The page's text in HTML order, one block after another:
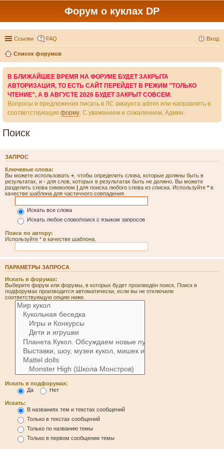
Форум о куклах DP
Ссылки FAQ Вход
Список форумов
В БЛИЖАЙШЕЕ ВРЕМЯ НА ФОРУМЕ БУДЕТ ЗАКРЫТА
АВТОРИЗАЦИЯ, ТО ЕСТЬ САЙТ ПЕРЕЙДЕТ В РЕЖИМ "ТОЛЬКО
ЧТЕНИЕ", А В АВГУСТЕ 2026 БУДЕТ ЗАКРЫТ СОВСЕМ.
Вопросы и предложения писать в ЛС аккаунта admin или направлять в
соответствующую форму. С уважением и сожалением, Админ.
Поиск
ЗАПРОС
Ключевые слова:
Вы можете использовать + , чтобы определить слова, которые должны быть в
результатах, и - для слов, которых в результатах быть не должно. Вы можете
разделить слова символом | для поиска любого слова из списка. Используйте *в
качестве шаблона для частичного совпадения.
Искать все слова
Искать любое слово/поиск с языком запросов
Поиск по автору:
Используйте * в качестве шаблона.
ПАРАМЕТРЫ ЗАПРОСА
Искать в форумах:
Выберите форум или форумы, в которых будет произведён поиск. Поиск в
подфорумах производится автоматически, если вы не отключили
соответствующую опцию ниже.
Искать в подфорумах:
Да
Нет
Искать:
В названиях тем и текстах сообщений
Только в текстах сообщений
Только по названию темы
Только в первом сообщении темы